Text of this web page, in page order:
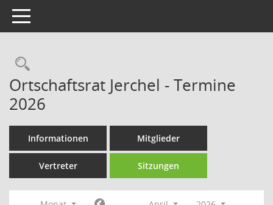
Toggle navigation
Rechercheauswahl
Ortschaftsrat Jerchel - Termine
2026
Informationen Mitglieder
Vertreter Sitzungen